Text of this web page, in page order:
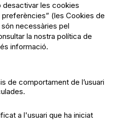
de privacitat
de cookies
no es fa
desactivar les cookies
(les Cookies de
necessàries pel
la nostra política de
informació.
de comportament de l’usuari
a l'usuari que ha iniciat